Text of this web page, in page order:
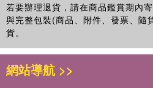
若要辦理退貨，請在商品鑑賞期內
與完整包裝(商品、附件、發票、隨
貨。
網站導航 >>